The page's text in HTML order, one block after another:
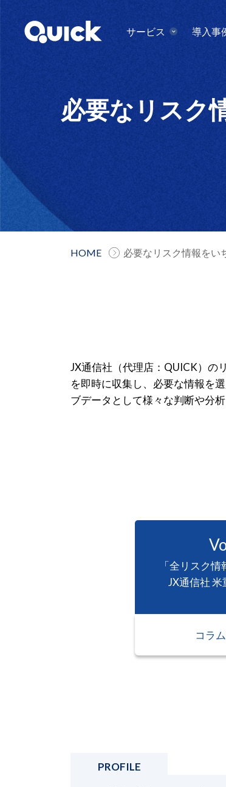
サービス 導入事
必要なリスク
HOME 必要なリスク情報をい
JX通信社（代理店：QUICK）の
を即時に収集し、必要な情報を
ブデータとして様々な判断や分
「全リスク
JX通信社 米
コラ
PROFILE